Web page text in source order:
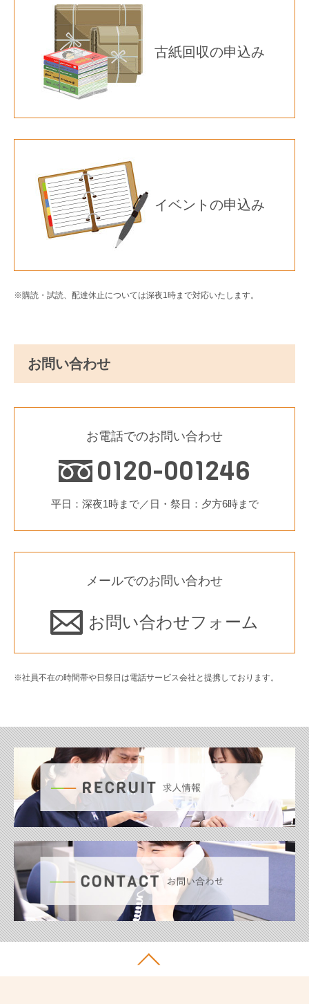
古紙回収の申込み
イベントの申込み
※購読・試読、配達休止については深夜1時まで対応いたします。
お問い合わせ
お電話でのお問い合わせ
0120-001246
平日：深夜1時まで／日・祭日：夕方6時まで
メールでのお問い合わせ
お問い合わせフォーム
※社員不在の時間帯や日祭日は電話サービス会社と提携しております。